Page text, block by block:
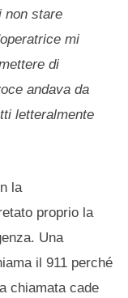
non stare
mi
di
andava da
letteralmente
la
proprio la
Una
il 911 perché
chiamata cade